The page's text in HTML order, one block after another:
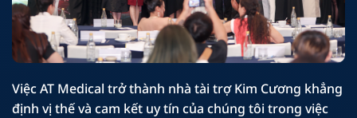
Việc AT Medical trở thành nhà tài trợ Kim Cương khẳng
định vị thế và cam kết uy tín của chúng tôi trong việc